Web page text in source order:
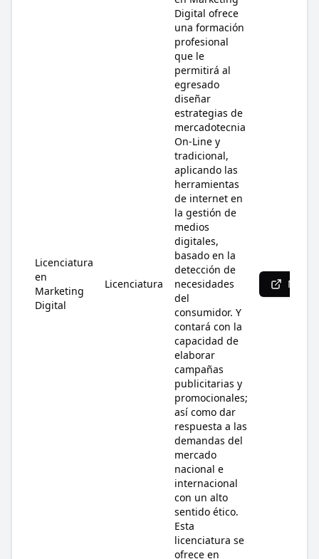
Licenciatura
en
Marketing
Digital
Licenciatura
Digital ofrece
una formación
profesional
que le
permitirá al
egresado
diseñar
estrategias de
mercadotecnia
On-Line y
tradicional,
aplicando las
herramientas
de internet en
la gestión de
medios
digitales,
basado en la
detección de
necesidades
del
consumidor. Y
contará con la
capacidad de
elaborar
campañas
publicitarias y
promocionales;
así como dar
respuesta a las
demandas del
mercado
nacional e
internacional
con un alto
sentido ético.
Esta
licenciatura se
ofrece en
Más